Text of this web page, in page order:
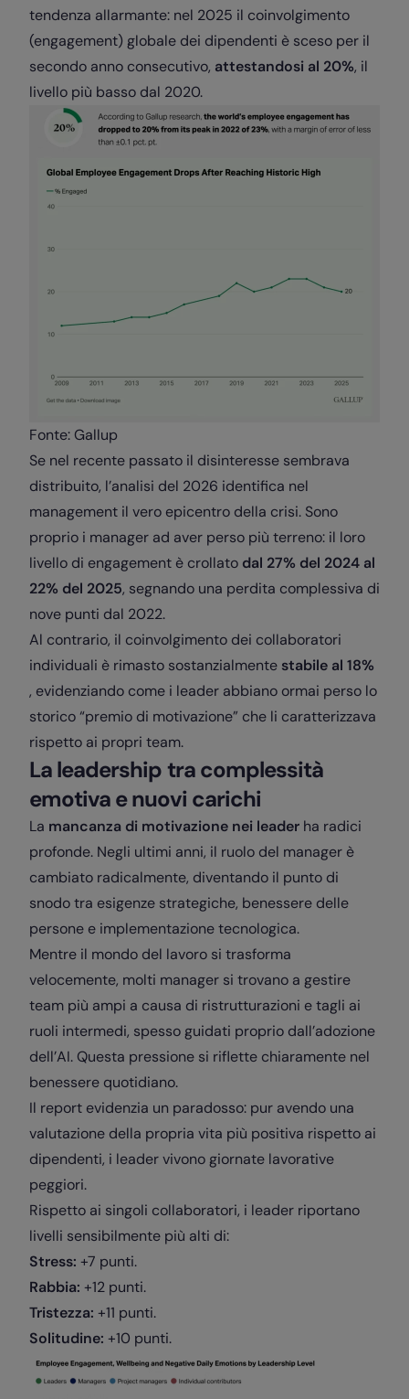
tendenza allarmante: nel 2025 il coinvolgimento
(engagement) globale dei dipendenti è sceso per il
secondo anno consecutivo, attestandosi al 20%, il
livello più basso dal 2020.
Fonte: Gallup
Se nel recente passato il disinteresse sembrava
distribuito, l’analisi del 2026 identifica nel
management il vero epicentro della crisi. Sono
proprio i manager ad aver perso più terreno: il loro
livello di engagement è crollato dal 27% del 2024 al
22% del 2025, segnando una perdita complessiva di
nove punti dal 2022.
Al contrario, il coinvolgimento dei collaboratori
individuali è rimasto sostanzialmente stabile al 18%
, evidenziando come i leader abbiano ormai perso lo
storico “premio di motivazione” che li caratterizzava
rispetto ai propri team.
La leadership tra complessità
emotiva e nuovi carichi
La mancanza di motivazione nei leader ha radici
profonde. Negli ultimi anni, il ruolo del manager è
cambiato radicalmente, diventando il punto di
snodo tra esigenze strategiche, benessere delle
persone e implementazione tecnologica.
Mentre il mondo del lavoro si trasforma
velocemente, molti manager si trovano a gestire
team più ampi a causa di ristrutturazioni e tagli ai
ruoli intermedi, spesso guidati proprio dall’adozione
dell’AI. Questa pressione si riflette chiaramente nel
benessere quotidiano.
Il report evidenzia un paradosso: pur avendo una
valutazione della propria vita più positiva rispetto ai
dipendenti, i leader vivono giornate lavorative
peggiori.
Rispetto ai singoli collaboratori, i leader riportano
livelli sensibilmente più alti di:
Stress: +7 punti.
Rabbia: +12 punti.
Tristezza: +11 punti.
Solitudine: +10 punti.